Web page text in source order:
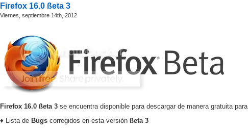
Firefox 16.0 ßeta 3
Viernes, septiembre 14th, 2012
Firefox 16.0 ßeta 3 se encuentra disponible para descargar de manera gratuita para
♦ Lista de Bugs corregidos en esta versión ßeta 3